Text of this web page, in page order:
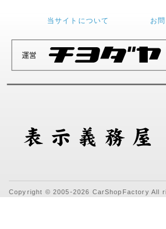
当サイトについて お
Copyright © 2005-2026 CarShopFactory All